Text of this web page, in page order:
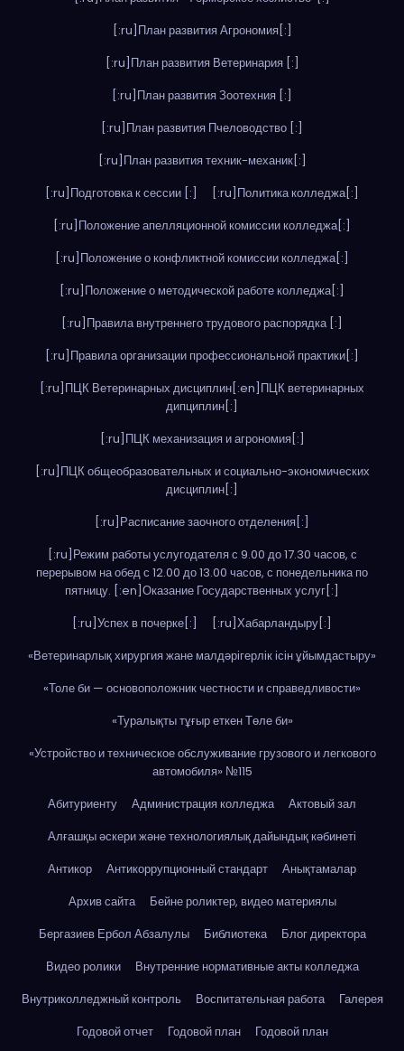
[:ru]План развития Агрономия[:]
[:ru]План развития Ветеринария [:]
[:ru]План развития Зоотехния [:]
[:ru]План развития Пчеловодство [:]
[:ru]План развития техник-механик[:]
[:ru]Подготовка к сессии [:]
[:ru]Политика колледжа[:]
[:ru]Положение апелляционной комиссии колледжа[:]
[:ru]Положение о конфликтной комиссии колледжа[:]
[:ru]Положение о методической работе колледжа[:]
[:ru]Правила внутреннего трудового распорядка [:]
[:ru]Правила организации профессиональной практики[:]
[:ru]ПЦК Ветеринарных дисциплин[:en]ПЦК ветеринарных
дипциплин[:]
[:ru]ПЦК механизация и агрономия[:]
[:ru]ПЦК общеобразовательных и социально-экономических
дисциплин[:]
[:ru]Расписание заочного отделения[:]
[:ru]Режим работы услугодателя с 9.00 до 17.30 часов, с
перерывом на обед с 12.00 до 13.00 часов, с понедельника по
пятницу. [:en]Оказание Государственных услуг[:]
[:ru]Успех в почерке[:]
[:ru]Хабарландыру[:]
«Ветеринарлық хирургия жане малдәрігерлік ісін ұйымдастыру»
«Толе би — основоположник честности и справедливости»
«Туралықты тұғыр еткен Төле би»
«Устройство и техническое обслуживание грузового и легкового
автомобиля» №115
Абитуриенту
Администрация колледжа
Актовый зал
Алғашқы әскери және технологиялық дайындық кәбинеті
Антикор
Антикоррупционный стандарт
Анықтамалар
Архив сайта
Бейне роликтер, видео материялы
Бергазиев Ербол Абзалулы
Библиотека
Блог директора
Видео ролики
Внутренние нормативные акты колледжа
Внутриколледжный контроль
Воспитательная работа
Галерея
Годовой отчет
Годовой план
Годовой план